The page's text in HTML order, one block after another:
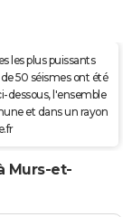
les plus puissants
50 séismes ont été
dessous, l'ensemble
et dans un rayon
Murs-et-